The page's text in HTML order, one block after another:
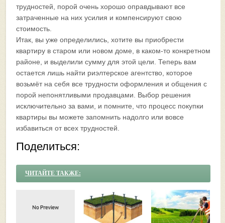
трудностей, порой очень хорошо оправдывают все
затраченные на них усилия и компенсируют свою
стоимость.
Итак, вы уже определились, хотите вы приобрести
квартиру в старом или новом доме, в каком-то конкретном
районе, и выделили сумму для этой цели. Теперь вам
остается лишь найти риэлтерское агентство, которое
возьмёт на себя все трудности оформления и общения с
порой непонятливыми продавцами. Выбор решения
исключительно за вами, и помните, что процесс покупки
квартиры вы можете запомнить надолго или вовсе
избавиться от всех трудностей.
Поделиться:
ЧИТАЙТЕ ТАКЖЕ: